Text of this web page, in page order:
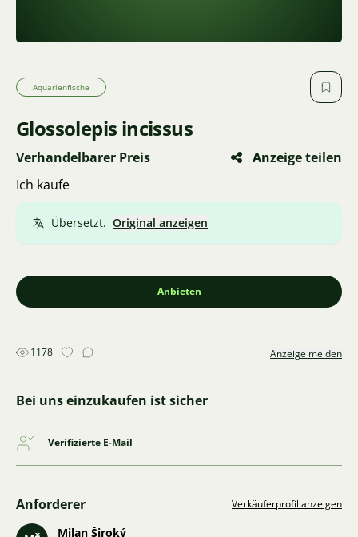
Aquarienfische
Glossolepis incissus
Verhandelbarer Preis
Anzeige teilen
Ich kaufe
Übersetzt. Original anzeigen
Anbieten
1178 Anzeige melden
Bei uns einzukaufen ist sicher
Verifizierte E-Mail
Anforderer Verkäuferprofil anzeigen
Milan Široký